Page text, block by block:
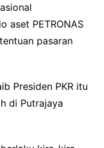
aset PETRONAS
pasaran
Presiden PKR itu
di Putrajaya